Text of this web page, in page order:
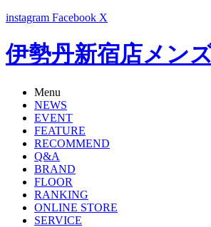
instagram Facebook X
伊勢丹新宿店メン
Menu
NEWS
EVENT
FEATURE
RECOMMEND
Q&A
BRAND
FLOOR
RANKING
ONLINE STORE
SERVICE